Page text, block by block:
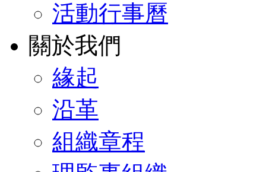
活動行事曆
關於我們
緣起
沿革
組織章程